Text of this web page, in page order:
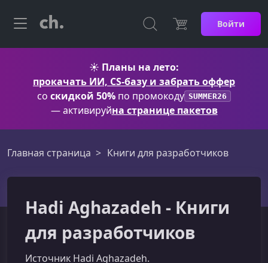
Войти
☀️ Планы на лето:
прокачать ИИ, CS-базу и забрать оффер
со скидкой 50% по промокоду SUMMER26
— активируйна странице пакетов
Главная страница Книги для разработчиков
Hadi Aghazadeh - Книги
для разработчиков
Источник Hadi Aghazadeh.